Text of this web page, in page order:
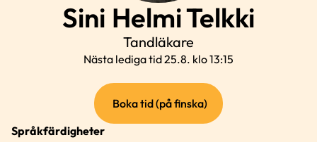
Sini Helmi Telkki
Tandläkare
Nästa lediga tid 25.8. klo 13:15
Boka tid (på finska)(extern
länk)
Språkfärdigheter